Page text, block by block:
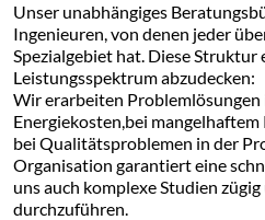
Unser unabhängiges
Ingenieuren, von denen jeder
Spezialgebiet hat. Diese
Leistungsspektrum abzudecken:
Wir erarbeiten Problemlösungen
Energiekosten,bei
bei Qualitätsproblemen in der
Organisation garantiert eine
uns auch komplexe Studien
durchzuführen.